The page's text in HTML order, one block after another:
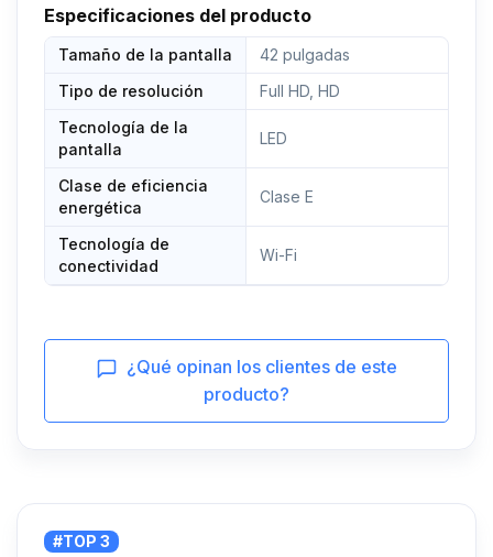
Especificaciones del producto
Tamaño de la pantalla
42 pulgadas
Tipo de resolución
Full HD, HD
Tecnología de la
pantalla
LED
Clase de eficiencia
energética
Clase E
Tecnología de
conectividad
Wi-Fi
¿Qué opinan los clientes de este
producto?
#TOP 3